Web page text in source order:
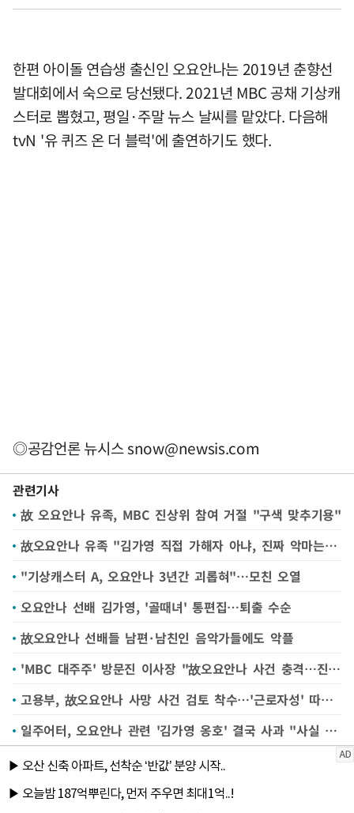
한편 아이돌 연습생 출신인 오요안나는 2019년 춘향선
발대회에서 숙으로 당선됐다. 2021년 MBC 공채 기상캐
스터로 뽑혔고, 평일·주말 뉴스 날씨를 맡았다. 다음해
tvN '유 퀴즈 온 더 블럭'에 출연하기도 했다.
◎공감언론 뉴시스snow@newsis.com
관련기사
故 오요안나 유족, MBC 진상위 참여 거절 "구색 맞추기용"
故오요안나 유족 "김가영 직접 가해자 아냐, 진짜 악마는…"
"기상캐스터 A, 오요안나 3년간 괴롭혀"…모친 오열
오요안나 선배 김가영, '골때녀' 통편집…퇴출 수순
故오요안나 선배들 남편·남친인 음악가들에도 악플
'MBC 대주주' 방문진 이사장 "故오요안나 사건 충격…진실 밝혀주길"
고용부, 故오요안나 사망 사건 검토 착수…'근로자성' 따진다
일주어터, 오요안나 관련 '김가영 옹호' 결국 사과 "사실 파악 전 댓글 작성"